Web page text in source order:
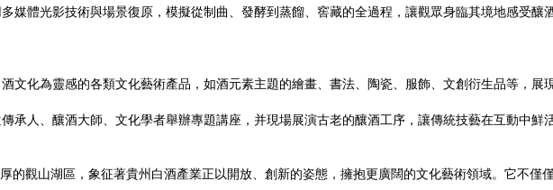
多媒體光影技術與場景復原，模擬從制曲、發酵到蒸餾、窖藏的全過程，讓觀眾身臨其境地感受
酒文化為靈感的各類文化藝術產品，如酒元素主題的繪畫、書法、陶瓷、服飾、文創衍生品等，
傳承人、釀酒大師、文化學者舉辦專題講座，并現場展演古老的釀酒工序，讓傳統技藝在互動中鮮
的觀山湖區，象征著貴州白酒產業正以開放、創新的姿態，擁抱更廣闊的文化藝術領域。它不僅